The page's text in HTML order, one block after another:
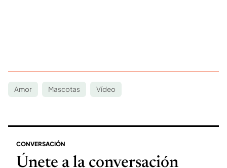
Amor Mascotas Vídeo
CONVERSACIÓN
Únete a la conversación